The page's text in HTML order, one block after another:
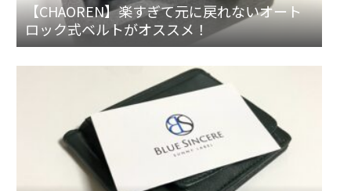
【CHAOREN】楽すぎて元に戻れないオート
ロック式ベルトがオススメ！